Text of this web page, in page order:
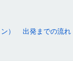
） 出発までの流れ